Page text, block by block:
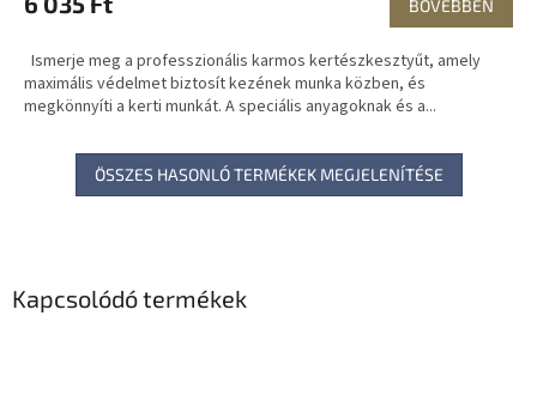
Kapcsolódó termékek
BŐVEBBEN
Ismerje meg a professzionális karmos kertészkesztyűt, amely
maximális védelmet biztosít kezének munka közben, és
megkönnyíti a kerti munkát. A speciális anyagoknak és a...
ÖSSZES HASONLÓ TERMÉKEK MEGJELENÍTÉSE